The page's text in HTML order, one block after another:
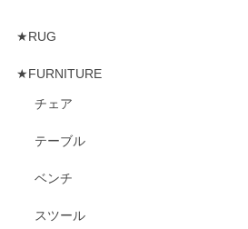
★RUG
★FURNITURE
チェア
テーブル
ベンチ
スツール